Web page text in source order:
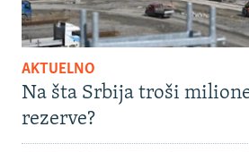
AKTUELNO
Na šta Srbija troši
rezerve?